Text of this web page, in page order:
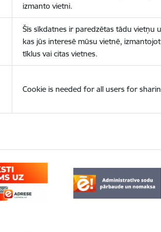
izmanto vietni.
Šīs sīkdatnes ir paredzētas tādu vietņu
kas jūs interesē mūsu vietnē,
tīklus vai citas vietnes.
Cookie is needed for all users for